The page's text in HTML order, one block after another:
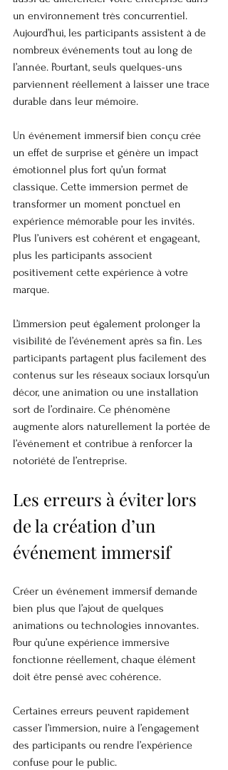
un environnement très concurrentiel.
Aujourd’hui, les participants assistent à de
nombreux événements tout au long de
l’année. Pourtant, seuls quelques-uns
parviennent réellement à laisser une trace
durable dans leur mémoire.
Un événement immersif bien conçu crée
un effet de surprise et génère un impact
émotionnel plus fort qu’un format
classique. Cette immersion permet de
transformer un moment ponctuel en
expérience mémorable pour les invités.
Plus l’univers est cohérent et engageant,
plus les participants associent
positivement cette expérience à votre
marque.
L’immersion peut également prolonger la
visibilité de l’événement après sa fin. Les
participants partagent plus facilement des
contenus sur les réseaux sociaux lorsqu’un
décor, une animation ou une installation
sort de l’ordinaire. Ce phénomène
augmente alors naturellement la portée de
l’événement et contribue à renforcer la
notoriété de l’entreprise.
Les erreurs à éviter lors
de la création d’un
événement immersif
Créer un événement immersif demande
bien plus que l’ajout de quelques
animations ou technologies innovantes.
Pour qu’une expérience immersive
fonctionne réellement, chaque élément
doit être pensé avec cohérence.
Certaines erreurs peuvent rapidement
casser l’immersion, nuire à l’engagement
des participants ou rendre l’expérience
confuse pour le public.